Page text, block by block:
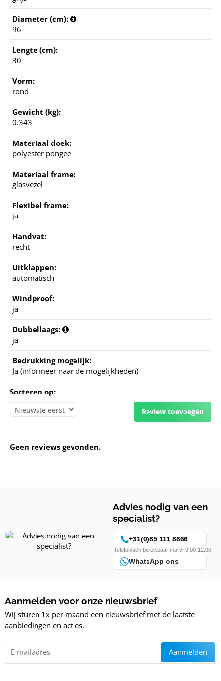
Diameter (cm):
96
Lengte (cm):
30
Vorm:
rond
Gewicht (kg):
0.343
Materiaal doek:
polyester pongee
Materiaal frame:
glasvezel
Flexibel frame:
ja
Handvat:
recht
Uitklappen:
automatisch
Windproof:
ja
Dubbellaags:
ja
Bedrukking mogelijk:
Ja (informeer naar de mogelijkheden)
Sorteren op:
Review toevoegen
Geen reviews gevonden.
Advies nodig van een
specialist?
+31(0)85 111 8866
Telefonisch bereikbaar ma-vr 9:00-12:00
WhatsApp ons
Aanmelden voor onze nieuwsbrief
Wij sturen 1x per maand een nieuwsbrief met de laatste
aanbiedingen en acties.
Aanmelden